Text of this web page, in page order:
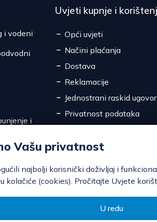
Vašu privatnost
najbolji korisnički doživljaj i
kolačiće (cookies). Pročitajte Uvjete
U redu
i vodeni
i
Uvjeti kupnje i
Opći uvjeti
Načini plaćanja
Dostava
Reklamacije
Jednostrani raskid
Privatnost podataka
Kolačići